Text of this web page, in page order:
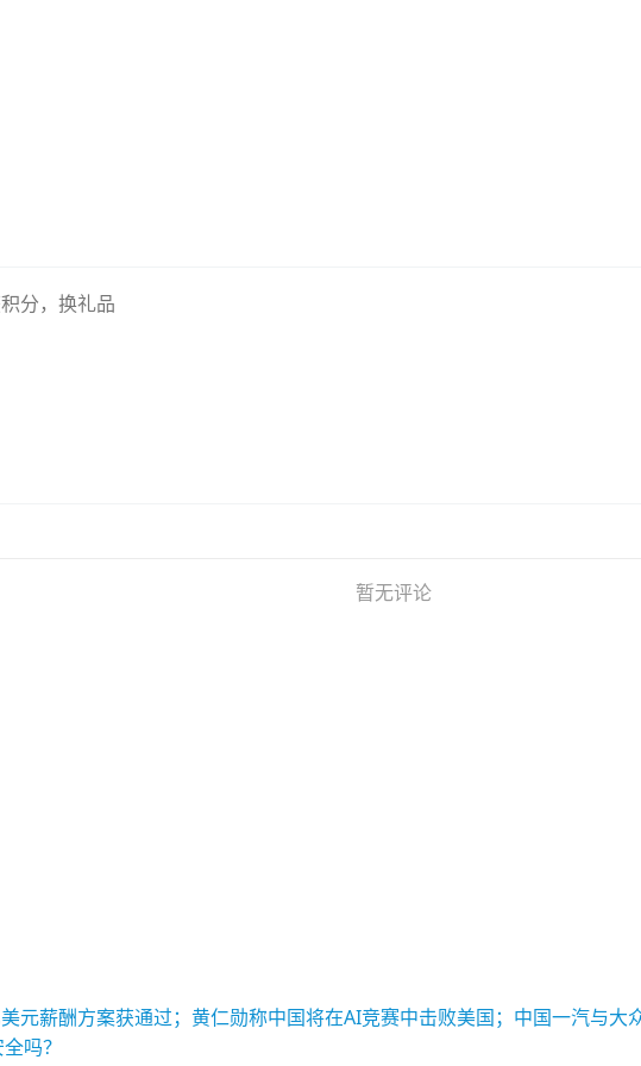
暂无评论
元薪酬方案获通过；黄仁勋称中国将在AI竞赛中击败美国；中国一汽与大
吗？